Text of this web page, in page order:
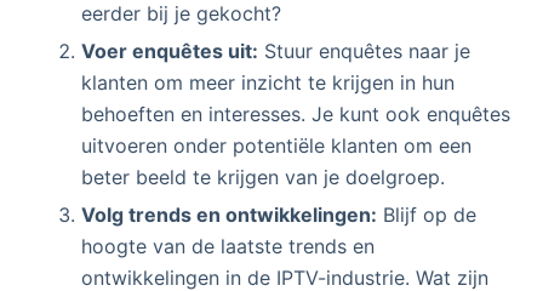
eerder bij je gekocht?
Voer enquêtes uit: Stuur enquêtes naar je
klanten om meer inzicht te krijgen in hun
behoeften en interesses. Je kunt ook enquêtes
uitvoeren onder potentiële klanten om een
beter beeld te krijgen van je doelgroep.
Volg trends en ontwikkelingen: Blijf op de
hoogte van de laatste trends en
ontwikkelingen in de IPTV-industrie. Wat zijn